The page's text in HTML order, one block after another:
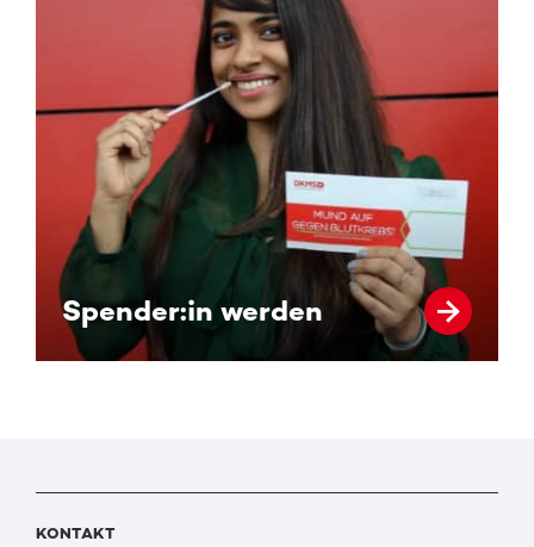
Spender:in werden
KONTAKT